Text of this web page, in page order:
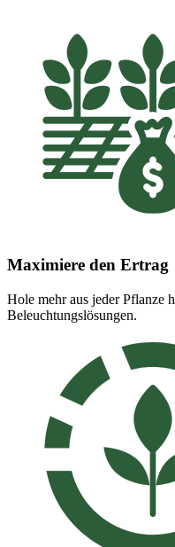
Maximiere den Ertrag
Hole mehr aus jeder Pflanze
Beleuchtungslösungen.